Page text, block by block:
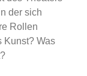
der sich
Rollen
Kunst? Was